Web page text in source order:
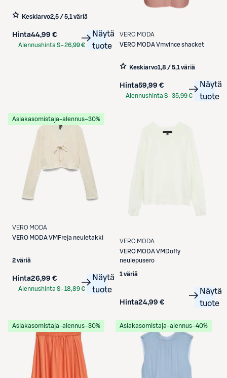
Keskiarvo2,5 / 5,1 väriä
Hinta44,99 €
Alennushinta S-26,99 €
Näytä
tuote
VERO MODA
VERO MODAVmvince shacket
Keskiarvo1,8 / 5,1 väriä
Hinta59,99 €
Alennushinta S-35,99 €
Näytä
tuote
Asiakasomistaja-alennus−30%
VERO MODA
VERO MODAVMFreja neuletakki
2 väriä
Hinta26,99 €
Alennushinta S-18,89 €
Näytä
tuote
VERO MODA
VERO MODAVMDoffy
neulepusero
1 väriä
Hinta24,99 €
Näytä
tuote
Asiakasomistaja-alennus−30% Asiakasomistaja-alennus−40%